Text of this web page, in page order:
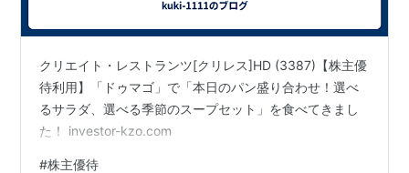
クリエイト・レストランツ[クリレス]HD (3387)【株主優
待利用】「ドゥマゴ」で「本日のパン盛り合わせ！選べ
るサラダ、選べる季節のスープセット」を食べてきまし
た！ investor-kzo.com
#株主優待